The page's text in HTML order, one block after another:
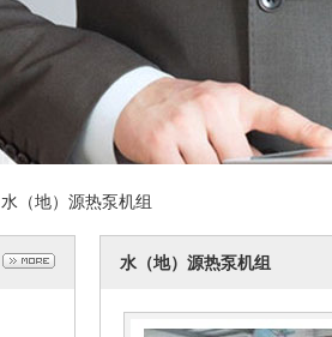
水（地）源热泵机组
水（地）源热泵机组